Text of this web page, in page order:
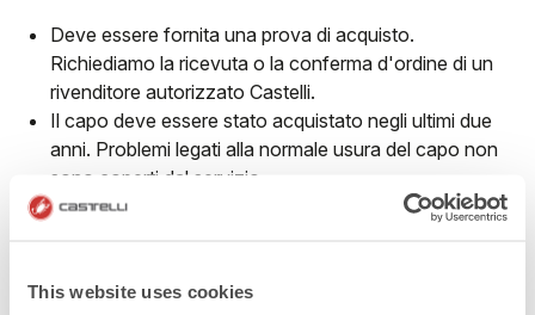
This website uses cookies
Deve essere fornita una prova di acquisto.
Richiediamo la ricevuta o la conferma d'ordine di un
rivenditore autorizzato Castelli.
Il capo deve essere stato acquistato negli ultimi due
anni. Problemi legati alla normale usura del capo non
sono coperti dal servizio.
Lo sconto fornito può essere utilizzato su un articolo